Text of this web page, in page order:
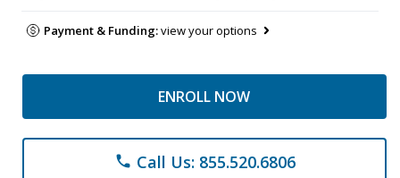
Payment & Funding:view your options
ENROLL NOW
phone Call Us: 855.520.6806